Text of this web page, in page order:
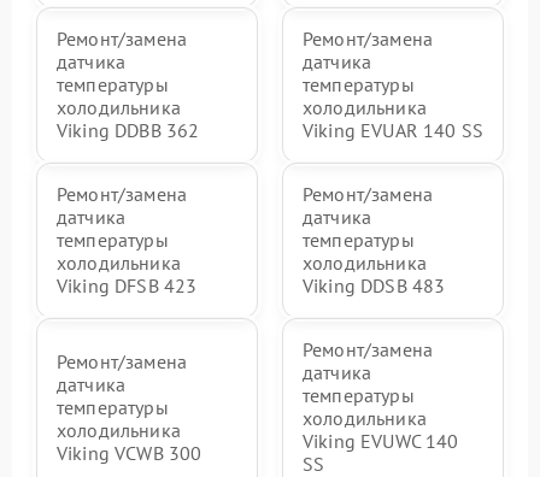
Ремонт/замена
датчика
температуры
холодильника
Viking DDBB 362
Ремонт/замена
датчика
температуры
холодильника
Viking EVUAR 140 SS
Ремонт/замена
датчика
температуры
холодильника
Viking DFSB 423
Ремонт/замена
датчика
температуры
холодильника
Viking DDSB 483
Ремонт/замена
датчика
температуры
холодильника
Viking VCWB 300
Ремонт/замена
датчика
температуры
холодильника
Viking EVUWC 140
SS